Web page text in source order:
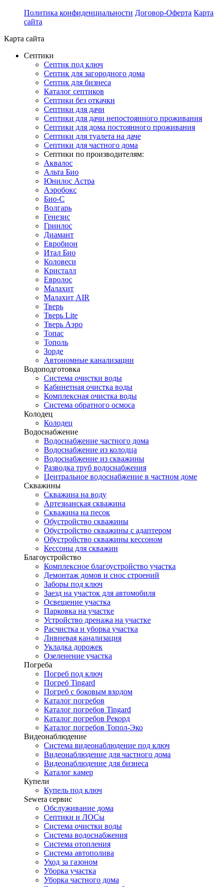
Политика конфиденциальности Договор-Оферта Карта
сайта
Карта сайта
Септики
Септик под ключ
Септик для загородного дома
Септик для бизнеса
Каталог септиков
Септики без откачки
Септики для дачи
Септики для дачи непостоянного проживания
Септики для дома постоянного проживания
Септики для туалета на даче
Септики для частного дома
Септики по производителям:
Аквалос
Альта Био
Юнилос Астра
Аэробокс
Био-С
Волгарь
Генезис
Гринлос
Диамант
Евробион
Итал Био
Коловеси
Кристалл
Евролос
Малахит
Малахит AIR
Тверь
Тверь Lite
Тверь Аэро
Топас
Тополь
Зорде
Автономные канализации
Водоподготовка
Система очистки воды
Кабинетная очистка воды
Комплексная очистка воды
Система обратного осмоса
Колодец
Колодец
Водоснабжение
Водоснабжение частного дома
Водоснабжение из колодца
Водоснабжение из скважины
Разводка труб водоснабжения
Центральное водоснабжение в частном доме
Скважины
Скважина на воду
Артезианская скважина
Скважина на песок
Обустройство скважины
Обустройство скважины с адаптером
Обустройство скважины кессоном
Кессоны для скважин
Благоустройство
Комплексное благоустройство участка
Демонтаж домов и снос строений
Заборы под ключ
Заезд на участок для автомобиля
Освещение участка
Парковка на участке
Устройство дренажа на участке
Расчистка и уборка участка
Ливневая канализация
Укладка дорожек
Озеленение участка
Погреба
Погреб под ключ
Погреб Tingard
Погреб с боковым входом
Каталог погребов
Каталог погребов Tingard
Каталог погребов Рекорд
Каталог погребов Топол-Эко
Видеонаблюдение
Система видеонаблюдение под ключ
Видеонаблюдение для частного дома
Видеонаблюдение для бизнеса
Каталог камер
Купели
Купель под ключ
Sewera сервис
Обслуживание дома
Септики и ЛОСы
Система очистки воды
Система водоснабжения
Система отопления
Система автополива
Уход за газоном
Уборка участка
Уборка частного дома